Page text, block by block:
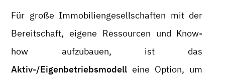
Für große Immobiliengesellschaften mit der
Bereitschaft, eigene Ressourcen und Know-
how aufzubauen, ist das
Aktiv-/Eigenbetriebsmodell eine Option, um